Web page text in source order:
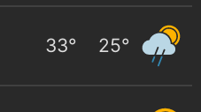
33° 25°